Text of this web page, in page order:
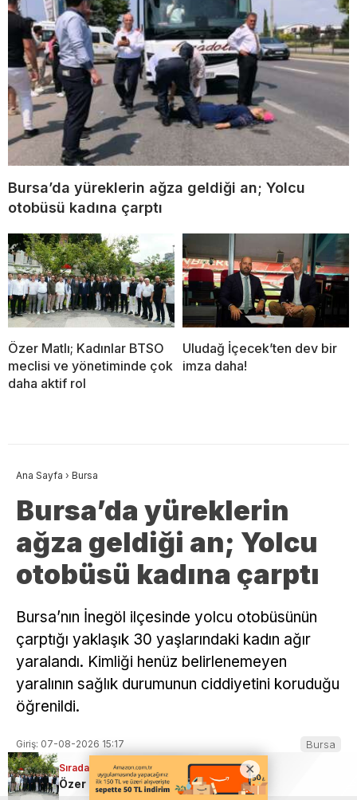
Sıradaki Haber
Bursa’da tarihi eser kaçakçılarına geçit yok
Sıradaki Haber
Karacabey’de metruk yapılar tek tek yıkılıyor
Bursa’da yüreklerin ağza geldiği an; Yolcu
otobüsü kadına çarptı
Özer Matlı; Kadınlar BTSO
meclisi ve yönetiminde çok
daha aktif rol
Uludağ İçecek’ten dev bir
imza daha!
Ana Sayfa › Bursa
Bursa’da yüreklerin
ağza geldiği an; Yolcu
otobüsü kadına çarptı
Bursa’nın İnegöl ilçesinde yolcu otobüsünün
çarptığı yaklaşık 30 yaşlarındaki kadın ağır
yaralandı. Kimliği henüz belirlenemeyen
yaralının sağlık durumunun ciddiyetini koruduğu
öğrenildi.
Giriş: 07-08-2026 15:17
Kaynak: İHA
Bursa
Sıradaki Haber
Özer Matlı; Kadınlar BTSO meclisi ve yönetiminde çok daha aktif rol almalı